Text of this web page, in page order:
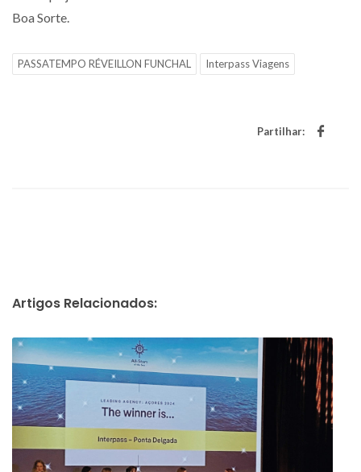
Boa Sorte.
PASSATEMPO RÉVEILLON FUNCHAL Interpass Viagens
Partilhar:
Artigos Relacionados: